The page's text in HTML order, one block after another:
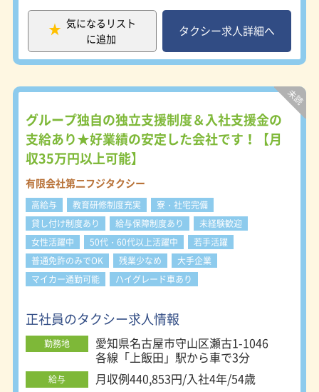
所：知立市上重原町鳥居175番地 西尾
営業所：西尾市鵜ヶ池町柳田114番地
※車通勤OK（無料駐車場有）
もUP！自身の努力次第で月収35万円
以上も実現可能です！非常に安定した
労働環境と言えるでしょう。 ◆頑張
り・意欲はしっかり評価 今までの業
を迎えることでしたが、フジタクシー
グループでは会社経営に携わる役職者
への昇進チャンスがあるのです。なん
と入社1年で課長になった方も！ 将来
性があって安定した就業のため、意欲
をもって生き生きと仕事をしていただ
ーがあります。 現在女性乗務員も活
躍中！更衣室・ロッカーはきちんと男
女別となっています。 女性乗務員に
限らず、それぞれのライフスタイルに
合った働き方を選択出来るので、無理
なく、効率よく勤務出来ますよ。
気になるリスト
に追加
タクシー求人詳細へ
グループ独自の独立支援制度＆入社支援金の
支給あり★好業績の安定した会社です！【月
収35万円以上可能】
有限会社第二フジタクシー
高給与 教育研修制度充実
寮・社宅完備
貸し付け制度あり
給与保障制度あり
未経験歓迎
女性活躍中
50代・60代以上活躍中
若手活躍
普通免許のみでOK
残業少なめ
大手企業
マイカー通勤可能
ハイグレード車あり
正社員のタクシー求人情報
勤務地
愛知県名古屋市守山区瀬古1-1046
各線「上飯田」駅から車で3分
給与 月収例440,853円/入社4年/54歳